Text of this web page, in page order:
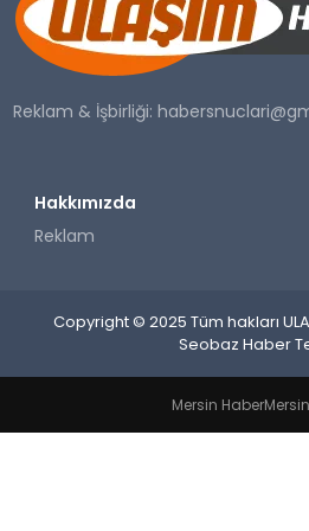
SAĞLIK
YAŞAM
Reklam & İşbirliği:
Hakkımızda
Reklam
Copyright © 2025 Tüm hakları
Seobaz Haber
Mersin Haber